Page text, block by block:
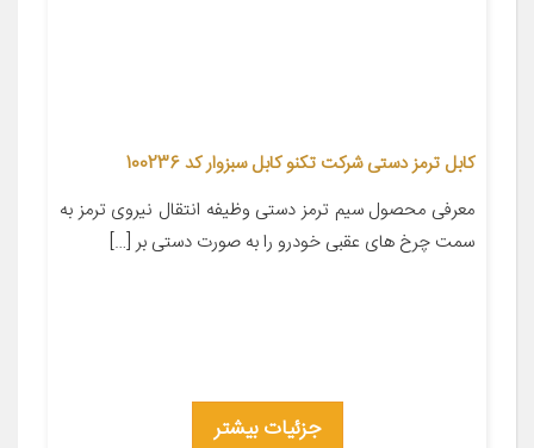
کابل ترمز دستی شرکت تکنو کابل سبزوار کد 100236
معرفی محصول سیم ترمز دستی وظیفه انتقال نیروی ترمز به
سمت چرخ های عقبی خودرو را به صورت دستی بر […]
جزئیات بیشتر